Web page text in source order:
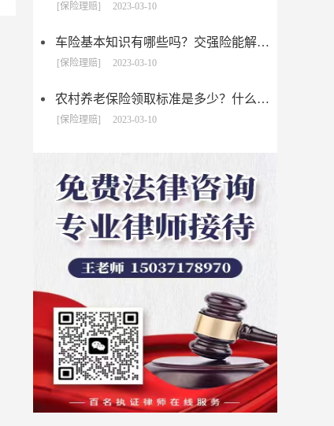
[保险理赔] 2023-03-10
车险基本知识有哪些吗？交强险能解决哪些问题？
[保险理赔] 2023-03-10
农村养老保险领取标准是多少？什么是新农保?
[保险理赔] 2023-03-10